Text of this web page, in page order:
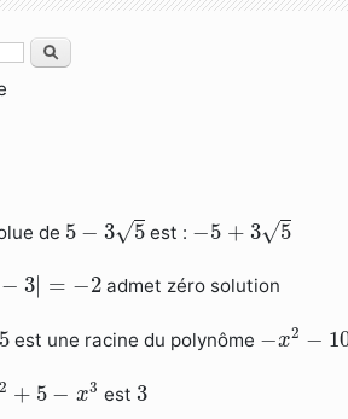
recherche
Rechercher
de 5 − 3√5
5 35
est : −5 + 3√5
5 5
− 3 = −2
3|= admet zéro solution
5
5 est une racine du polynôme −x2 −
2 10x
2 + 5 − x3
2 + 5− est 3
3